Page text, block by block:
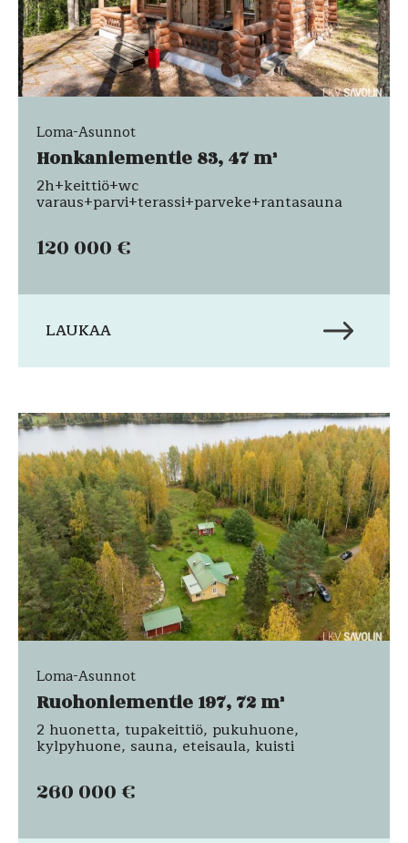
Loma-Asunnot
Honkaniementie 83, 47 m²
2h+keittiö+wc
varaus+parvi+terassi+parveke+rantasauna
120 000 €
LAUKAA
Loma-Asunnot
Ruohoniementie 197, 72 m²
2 huonetta, tupakeittiö, pukuhuone,
kylpyhuone, sauna, eteisaula, kuisti
260 000 €